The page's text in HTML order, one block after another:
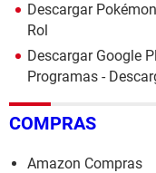
Descargar
Rol
Descargar Google
Programas -
COMPRAS
Amazon Compras